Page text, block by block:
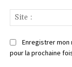
Enregistrer mon
pour la prochaine